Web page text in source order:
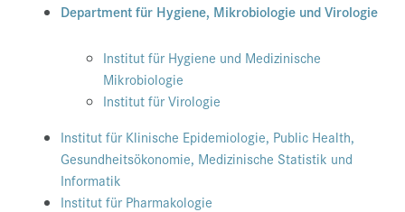
Department für Hygiene, Mikrobiologie und Virologie
Institut für Hygiene und Medizinische
Mikrobiologie
Institut für Virologie
Institut für Klinische Epidemiologie, Public Health,
Gesundheitsökonomie, Medizinische Statistik und
Informatik
Institut für Pharmakologie